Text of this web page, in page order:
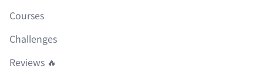
Courses
Challenges
Reviews 🔥